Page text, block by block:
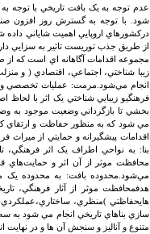
عدم توجه به يک بافت تاريخي با توجه
شود. با توجه به گسترش روز افزون
درکشورهاي اروپايي اهميت شاياني داده
از طريق جذب توريست تاثير به سزايي
مجموعه اقدامات آگاهانه اي است که از
زيبا شناختي، اجتماعي، اقتصادي ( و
انجام مي‌شود.مرمت: عمليات تخصصي و
فرهنگيو زيبايي شناختي يک اثر با
بخشي تا بازگرداني وضعيت موجود به
مي شود که به منظور حفاظت و ارتقاي
اقدامات پيشگيرانه و حمايتي از
بنا: به نواحي اطراف يک اثر
محافظت موثر از آن اثر و حمايت‌هاي
مي‌شود.محدوده بافت: به محدوده يک
هدفمحافظت موثر از آثار فرهنگي،
هايحفاظتي )منظري،
متنوع و آناليز و سنجش آن ها و در نهايت انتخاب يکي از آن ها 3- جمع بندي و